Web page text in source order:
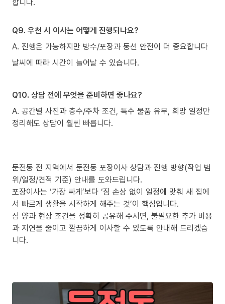
Q9. 우천 시 이사는 어떻게 진행되나요?
A. 진행은 가능하지만 방수/포장과 동선 안전이 더 중요합니다
날씨에 따라 시간이 늘어날 수 있습니다.
Q10. 상담 전에 무엇을 준비하면 좋나요?
A. 공간별 사진과 층수/주차 조건, 특수 물품 유무, 희망 일정만
정리해도 상담이 훨씬 빠릅니다.
둔전동 전 지역에서 둔전동 포장이사 상담과 진행 방향(작업 범
위/일정/견적 기준) 안내를 도와드립니다.
포장이사는 ‘가장 싸게’보다 ‘짐 손상 없이 일정에 맞춰 새 집에
서 빠르게 생활을 시작하게 해주는 것’이 핵심입니다.
짐 양과 현장 조건을 정확히 공유해 주시면, 불필요한 추가 비용
과 지연을 줄이고 깔끔하게 이사할 수 있도록 안내해 드리겠습
니다.